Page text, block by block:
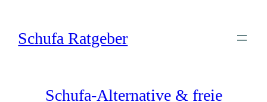
springen
Schufa Ratgeber
Schufa-Alternative & freie